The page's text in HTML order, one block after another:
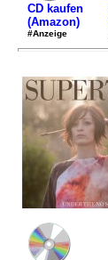
CD kaufen
(Amazon)
#Anzeige